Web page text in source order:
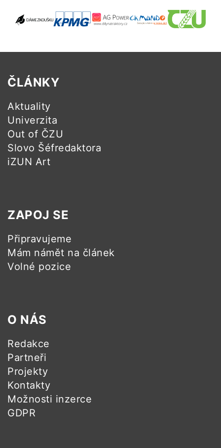
ČLÁNKY
Aktuality
Univerzita
Out of ČZU
Slovo Šéfredaktora
iZUN Art
ZAPOJ SE
Připravujeme
Mám námět na článek
Volné pozice
O NÁS
Redakce
Partneři
Projekty
Kontakty
Možnosti inzerce
GDPR